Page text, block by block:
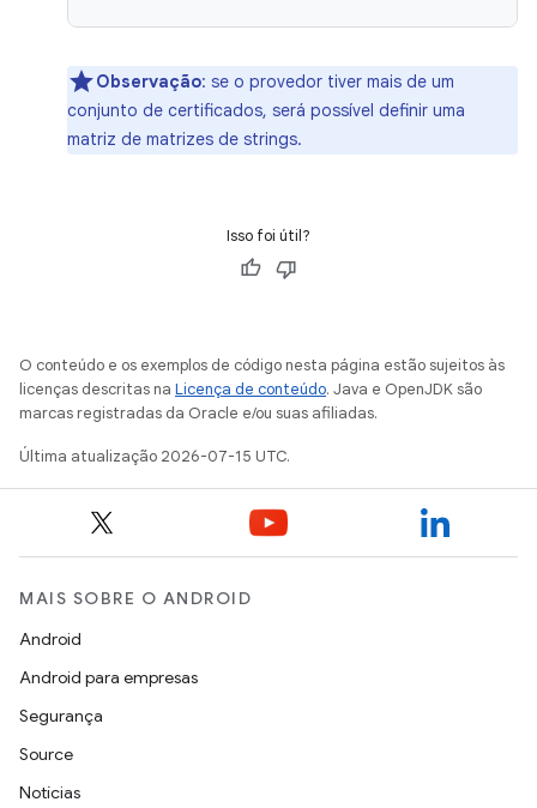
Observação: se o provedor tiver mais de um
conjunto de certificados, será possível definir uma
matriz de matrizes de strings.
Isso foi útil?
O conteúdo e os exemplos de código nesta página estão sujeitos às
licenças descritas na Licença de conteúdo. Java e OpenJDK são
marcas registradas da Oracle e/ou suas afiliadas.
Última atualização 2026-07-15 UTC.
MAIS SOBRE O ANDROID
Android
Android para empresas
Segurança
Source
Notícias